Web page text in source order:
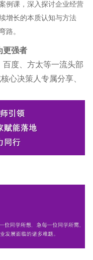
例课，深入探讨企业经营
增长的本质认知与方法
路。
更强者
度、方太等一流头部
心决策人专属分享、